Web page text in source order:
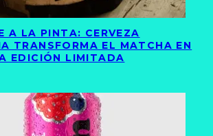
A LA PINTA: CERVEZA
TRANSFORMA EL MATCHA EN
EDICIÓN LIMITADA